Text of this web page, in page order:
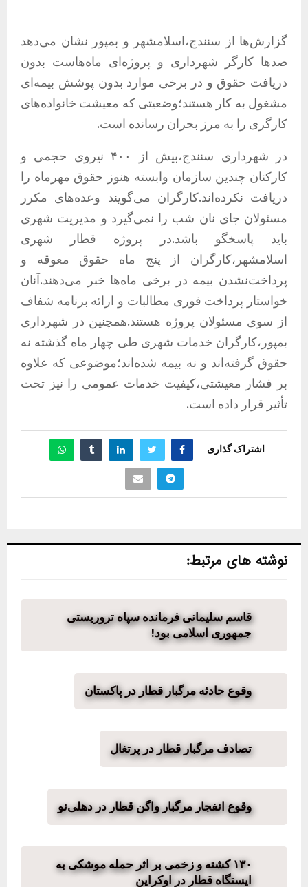
گزارش‌ها از سنندج،اسلامشهر و بمپور نشان می‌دهد
صدها کارگر شهرداری و پروژه‌ای ماه‌هاست بدون
دریافت حقوق و در برخی موارد بدون پوشش بیمه‌ای
مشغول به کار هستند؛وضعیتی که معیشت خانواده‌های
کارگری را به مرز بحران رسانده است.
در شهرداری سنندج
،بیش از ۴۰۰ نیروی حجمی و
کارکنان چندین سازمان وابسته هنوز حقوق مهرماه را
دریافت نکرده‌اند.کارگران می‌گویند وعده‌های مکرر
مسئولان جای نان شب را نمی‌گیرد و مدیریت شهری
باید پاسخگو باشد.در پروژه قطار شهری
اسلامشهر ،کارگران از پنج ماه حقوق معوقه و
پرداخت‌نشدن بیمه در برخی ماه‌ها خبر می‌دهند.آنان
خواستار پرداخت فوری مطالبات و ارائه برنامه شفاف
از سوی مسئولان پروژه هستند.همچنین در شهرداری
بمپور ،کارگران خدمات شهری طی چهار ماه گذشته نه
حقوق گرفته‌اند و نه بیمه شده‌اند؛موضوعی که علاوه
بر فشار معیشتی،کیفیت خدمات عمومی را نیز تحت
تأثیر قرار داده است.
اشتراک گذاری
نوشته های مرتبط:
قاسم سلیمانی فرمانده سپاه تروریستی
جمهوری اسلامی بود!
وقوع حادثه مرگبار قطار در پاکستان
تصادف مرگبار قطار در پرتغال
وقوع انفجار مرگبار واگن قطار در دهلی‌نو
۱۳۰ کشته و زخمی بر اثر حمله موشکی به
ایستگاه قطار در اوکراین